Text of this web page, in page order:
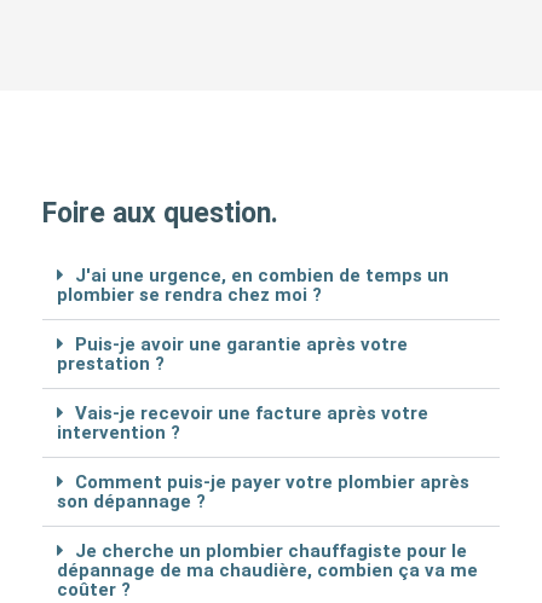
Foire aux question.
J'ai une urgence, en combien de temps un
plombier se rendra chez moi ?
Puis-je avoir une garantie après votre
prestation ?
Vais-je recevoir une facture après votre
intervention ?
Comment puis-je payer votre plombier après
son dépannage ?
Je cherche un plombier chauffagiste pour le
dépannage de ma chaudière, combien ça va me
coûter ?